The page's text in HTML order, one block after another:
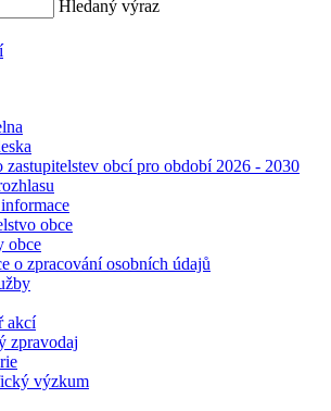
Hledaný výraz
zastupitelstev obcí pro období 2026 - 2030
obce
obce
o zpracování osobních údajů
akcí
zpravodaj
výzkum